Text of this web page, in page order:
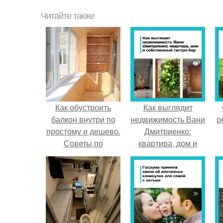
Читайте также
Как обустроить
балкон внутри по
простому и дешево.
Советы по
обустройству
балкона
Как выглядит
недвижимость Вани
Дмитриенко:
квартира, дом и
собственный гастро
- бар.